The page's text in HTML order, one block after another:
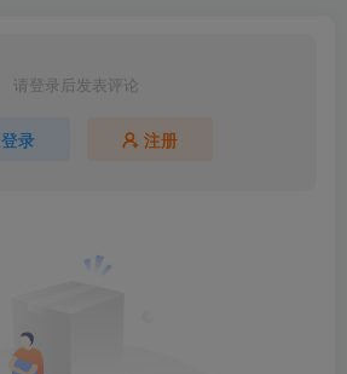
请登录后发表评论
登录 注册